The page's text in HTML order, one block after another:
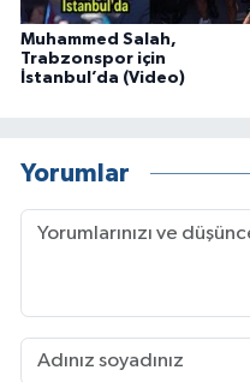
Muhammed Salah,
Trabzonspor için
İstanbul’da (Video)
Yorumlar